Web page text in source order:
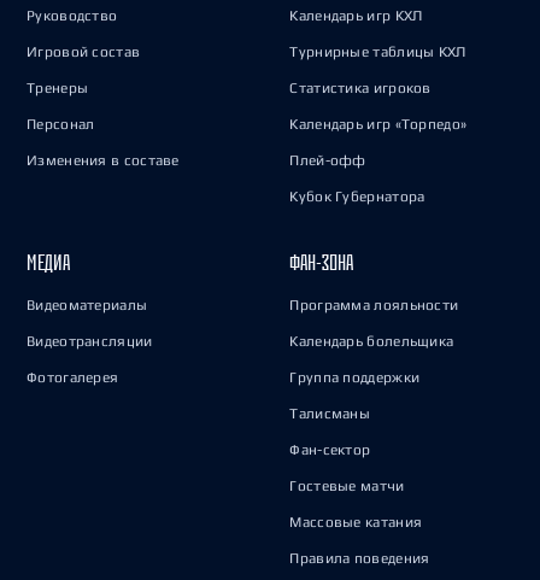
Руководство
Игровой состав
Тренеры
Персонал
Изменения в составе
Календарь игр КХЛ
Турнирные таблицы КХЛ
Статистика игроков
Календарь игр «Торпедо»
Плей-офф
Кубок Губернатора
МЕДИА
Видеоматериалы
Видеотрансляции
Фотогалерея
ФАН-ЗОНА
Программа лояльности
Календарь болельщика
Группа поддержки
Талисманы
Фан-сектор
Гостевые матчи
Массовые катания
Правила поведения